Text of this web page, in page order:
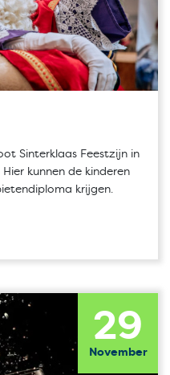
Sinterklaas Feestzijn in
kunnen de kinderen
krijgen.
29
November